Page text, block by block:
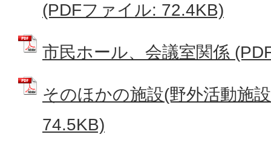
(PDFファイル: 72.4KB)
市民ホール、会議室関係
そのほかの施設(野外活動施
74.5KB)